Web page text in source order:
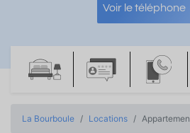
Voir le téléphone
La Bourboule Locations